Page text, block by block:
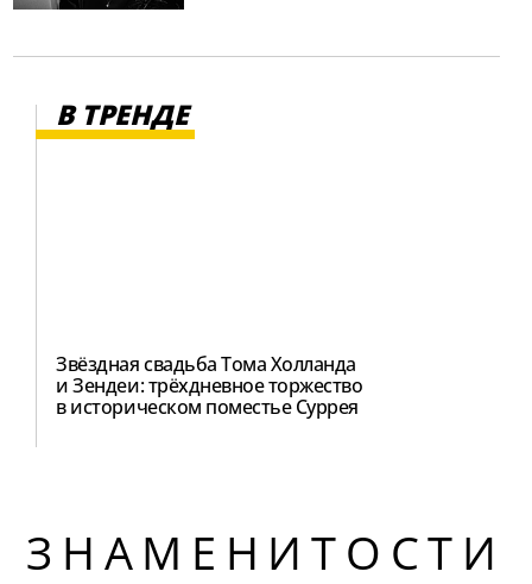
В ТРЕНДЕ
Звёздная свадьба Тома Холланда
и Зендеи: трёхдневное торжество
в историческом поместье Суррея
ЗНАМЕНИТОСТИ